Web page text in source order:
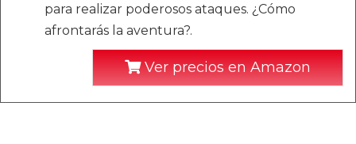
para realizar poderosos ataques. ¿Cómo
afrontarás la aventura?.
Ver precios en Amazon